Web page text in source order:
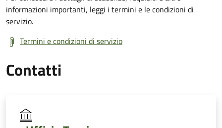
informazioni importanti, leggi i termini e le condizioni di
servizio.
Termini e condizioni di servizio
Contatti